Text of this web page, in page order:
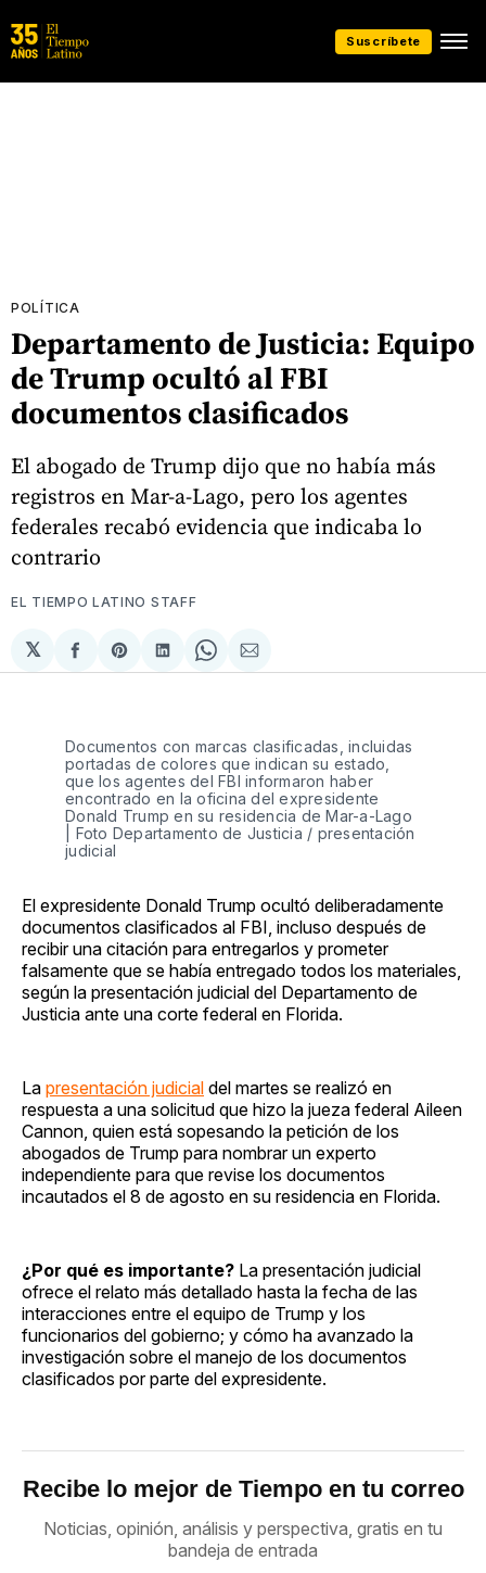
Suscríbete
POLÍTICA
Departamento de Justicia: Equipo
de Trump ocultó al FBI
documentos clasificados
El abogado de Trump dijo que no había más
registros en Mar-a-Lago, pero los agentes
federales recabó evidencia que indicaba lo
contrario
EL TIEMPO LATINO STAFF
𝕏
Compartir
en
Share
on
Compartir
en
Share
on
Compartir
via
Documentos con marcas clasificadas, incluidas
portadas de colores que indican su estado,
que los agentes del FBI informaron haber
encontrado en la oficina del expresidente
Donald Trump en su residencia de Mar-a-Lago
| Foto Departamento de Justicia / presentación
judicial
El expresidente Donald Trump ocultó deliberadamente
documentos clasificados al FBI, incluso después de
recibir una citación para entregarlos y prometer
falsamente que se había entregado todos los materiales,
según la presentación judicial del Departamento de
Justicia ante una corte federal en Florida.
La presentación judicial del martes se realizó en
respuesta a una solicitud que hizo la jueza federal Aileen
Cannon, quien está sopesando la petición de los
abogados de Trump para nombrar un experto
independiente para que revise los documentos
incautados el 8 de agosto en su residencia en Florida.
¿Por qué es importante? La presentación judicial
ofrece el relato más detallado hasta la fecha de las
interacciones entre el equipo de Trump y los
funcionarios del gobierno; y cómo ha avanzado la
investigación sobre el manejo de los documentos
clasificados por parte del expresidente.
Recibe lo mejor de Tiempo en tu correo
Noticias, opinión, análisis y perspectiva, gratis en tu
bandeja de entrada